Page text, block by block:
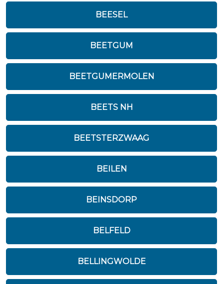
BEESEL
BEETGUM
BEETGUMERMOLEN
BEETS NH
BEETSTERZWAAG
BEILEN
BEINSDORP
BELFELD
BELLINGWOLDE